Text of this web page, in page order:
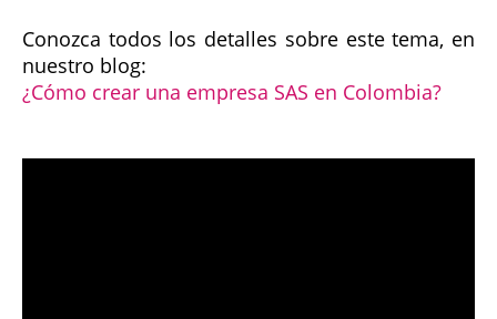
Conozca todos los detalles sobre este tema, en
nuestro blog:
¿Cómo crear una empresa SAS en Colombia?